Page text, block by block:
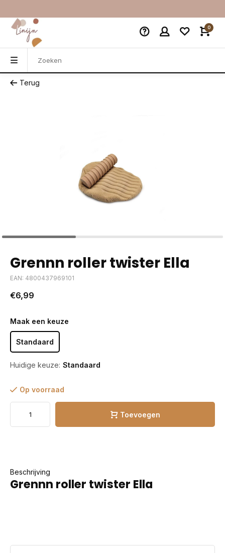
0
Terug
Grennn roller twister Ella
EAN: 4800437969101
€6,99
Maak een keuze
Standaard
Huidige keuze: Standaard
Op voorraad
Toevoegen
Beschrijving
Grennn roller twister Ella